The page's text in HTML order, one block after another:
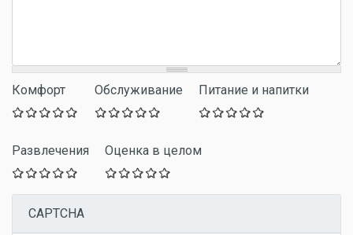
Комфорт Обслуживание Питание и напитки
Развлечения Оценка в целом
CAPTCHA